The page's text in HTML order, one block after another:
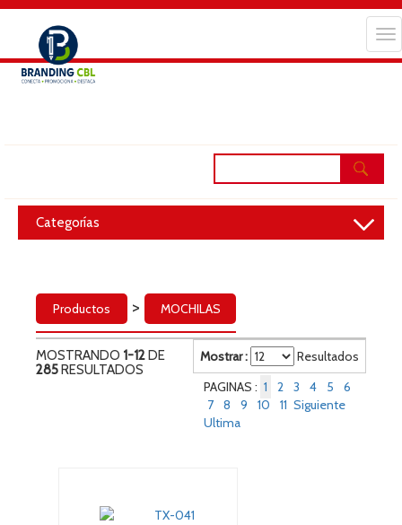
Categorías Toggle
navigation
Productos > MOCHILAS
MOSTRANDO 1-12DE
285RESULTADOS
Mostrar :
Resultados
PAGINAS : 1 2 3 4 5
6
7
8 9 10 11 Siguiente
Ultima